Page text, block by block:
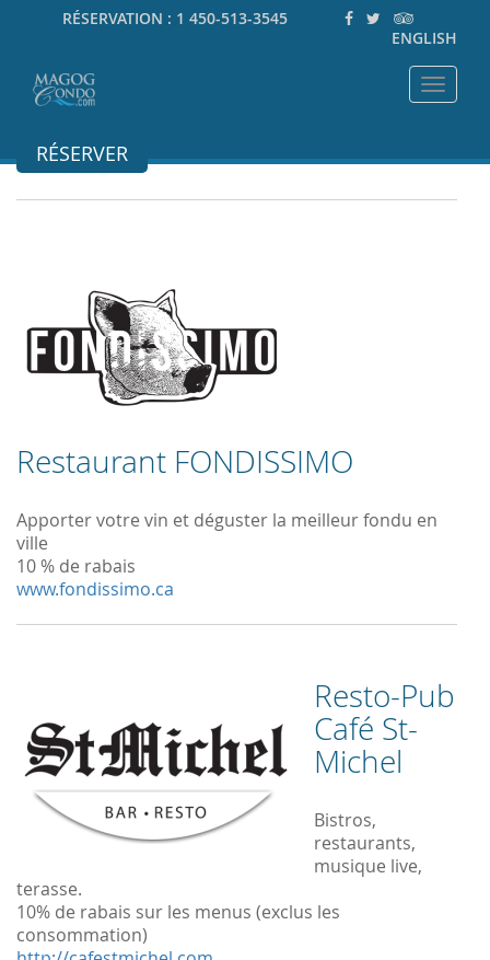
RÉSERVATION : 1 450-513-3545
ENGLISH
Toggle
RÉSERVER
Restaurant FONDISSIMO
Apporter votre vin et déguster la meilleur fondu en
ville
10 % de rabais
www.fondissimo.ca
Resto-Pub
Café St-
Michel
Bistros,
restaurants,
musique live,
terasse.
10% de rabais sur les menus (exclus les
consommation)